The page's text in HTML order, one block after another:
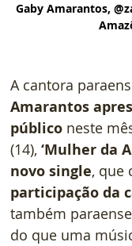
Gaby Amarantos,
A cantora
Amarantos
público neste
(14), ‘Mulher da
novo single, que
participação da
também
do que uma